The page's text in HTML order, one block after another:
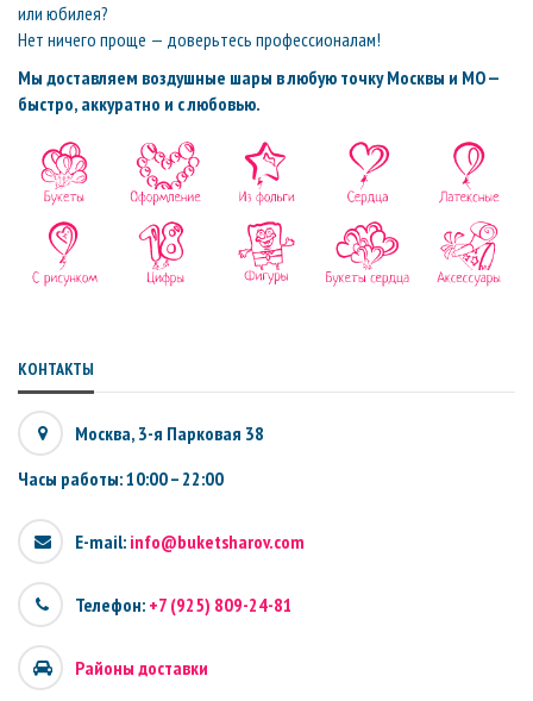
или юбилея?
Нет ничего проще — доверьтесь профессионалам!
Мы доставляем воздушные шары в любую точку Москвы и МО —
быстро, аккуратно и с любовью.
КОНТАКТЫ
Москва, 3-я Парковая 38
Часы работы: 10:00 – 22:00
E-mail: info@buketsharov.com
Телефон: +7 (925) 809-24-81
Районы доставки